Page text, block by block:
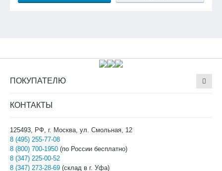
ПОКУПАТЕЛЮ
КОНТАКТЫ
125493, РФ, г. Москва, ул. Смольная, 12
8 (495) 255-77-08
8 (800) 700-1950 (по России бесплатно)
8 (347) 225-00-52
8 (347) 273-28-69 (склад в г. Уфа)